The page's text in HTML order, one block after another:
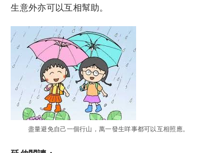
生意外亦可以互相幫助。
盡量避免自己一個行山，萬一發生咩事都可以互相照應。